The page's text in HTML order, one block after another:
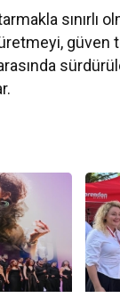
sınırlı
üretmeyi,